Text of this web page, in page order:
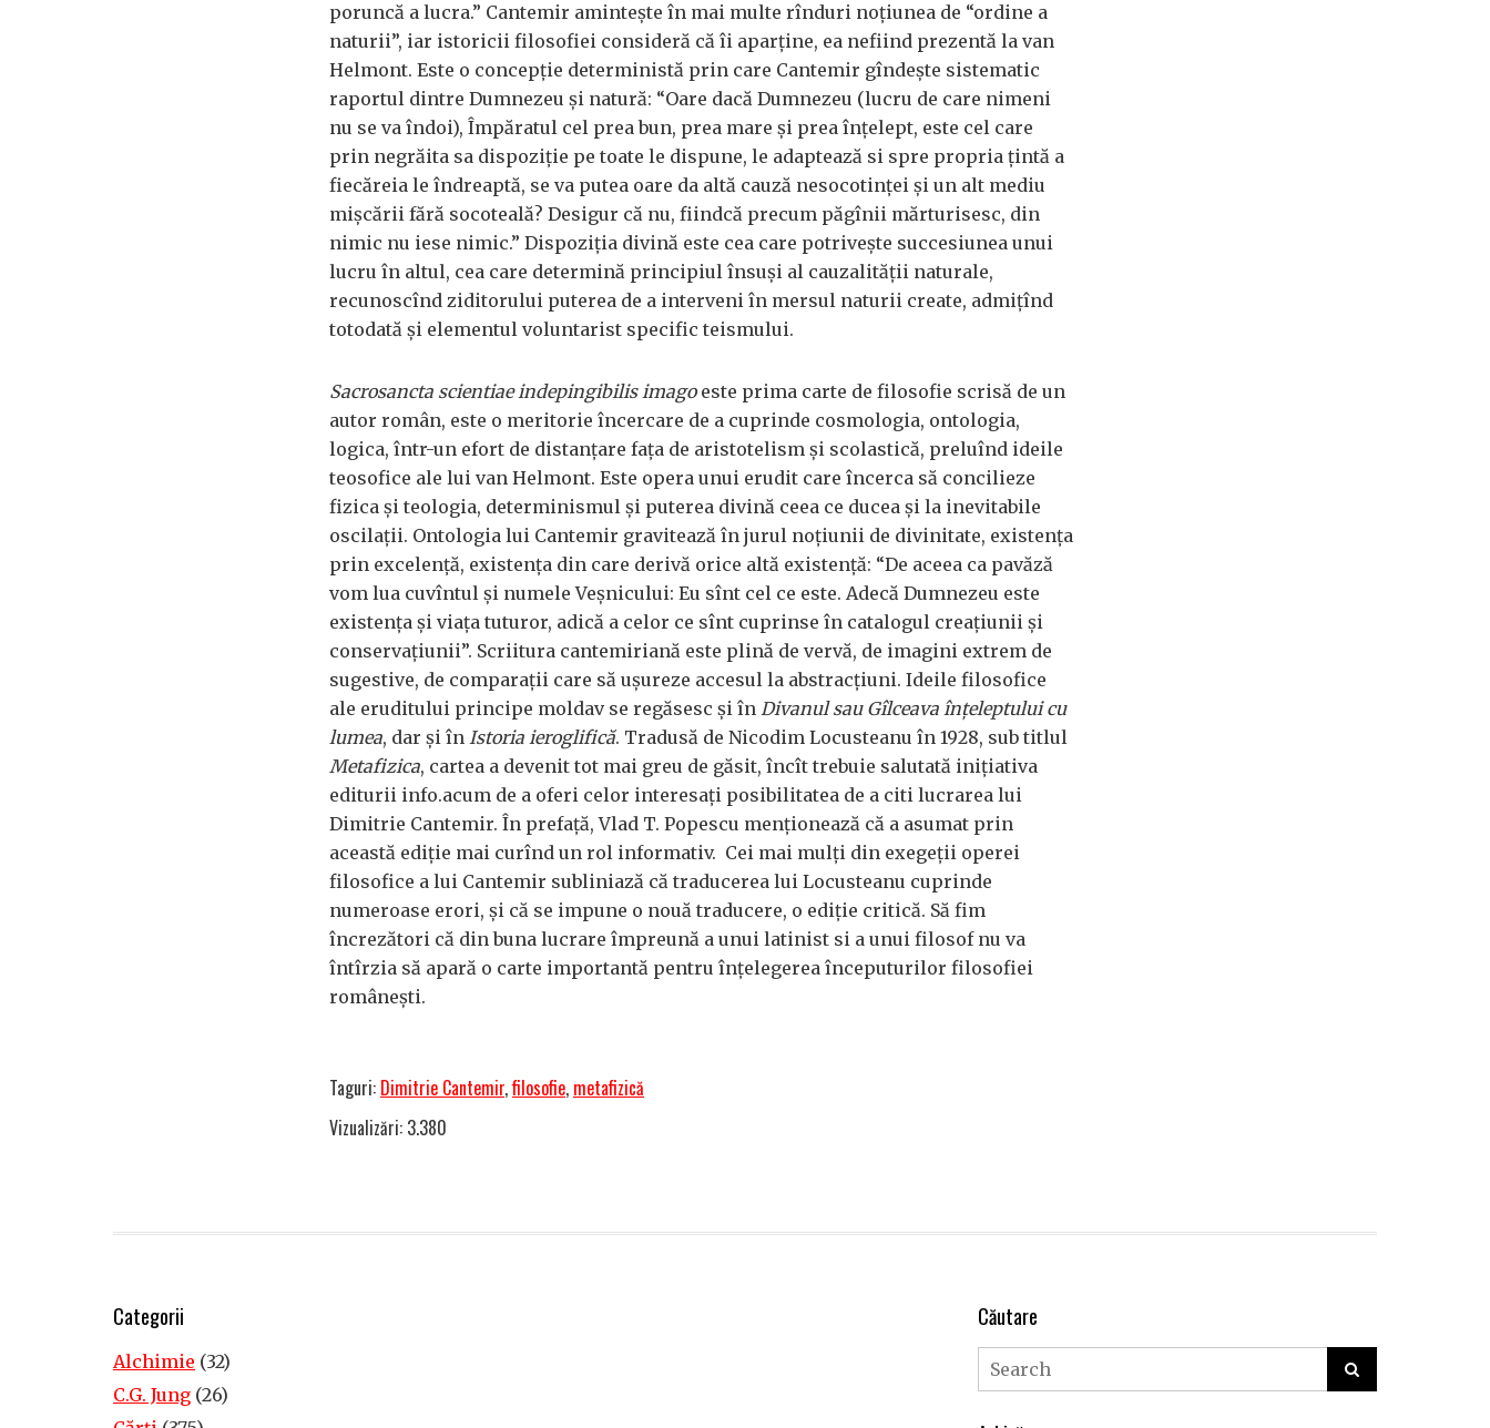
poruncă a lucra.” Cantemir amintește în mai multe rînduri noțiunea de “ordine a
naturii”, iar istoricii filosofiei consideră că îi aparține, ea nefiind prezentă la van
Helmont. Este o concepție deterministă prin care Cantemir gîndește sistematic
raportul dintre Dumnezeu și natură: “Oare dacă Dumnezeu (lucru de care nimeni
nu se va îndoi), Împăratul cel prea bun, prea mare și prea înțelept, este cel care
prin negrăita sa dispoziție pe toate le dispune, le adaptează si spre propria țintă a
fiecăreia le îndreaptă, se va putea oare da altă cauză nesocotinței și un alt mediu
mișcării fără socoteală? Desigur că nu, fiindcă precum păgînii mărturisesc, din
nimic nu iese nimic.” Dispoziția divină este cea care potrivește succesiunea unui
lucru în altul, cea care determină principiul însuși al cauzalității naturale,
recunoscînd ziditorului puterea de a interveni în mersul naturii create, admițînd
totodată și elementul voluntarist specific teismului.
Sacrosancta scientiae indepingibilis imagoeste prima carte de filosofie scrisă de un
autor român, este o meritorie încercare de a cuprinde cosmologia, ontologia,
logica, într-un efort de distanțare fața de aristotelism și scolastică, preluînd ideile
teosofice ale lui van Helmont. Este opera unui erudit care încerca să concilieze
fizica și teologia, determinismul și puterea divină ceea ce ducea și la inevitabile
oscilații. Ontologia lui Cantemir gravitează în jurul noțiunii de divinitate, existența
prin excelență, existența din care derivă orice altă existență: “De aceea ca pavăză
vom lua cuvîntul și numele Veșnicului: Eu sînt cel ce este. Adecă Dumnezeu este
existența și viața tuturor, adică a celor ce sînt cuprinse în catalogul creațiunii și
conservațiunii”. Scriitura cantemiriană este plină de vervă, de imagini extrem de
sugestive, de comparații care să ușureze accesul la abstracțiuni. Ideile filosofice
ale eruditului principe moldav se regăsesc și în Divanul sau Gîlceava înțeleptului cu
lumea, dar și în Istoria ieroglifică. Tradusă de Nicodim Locusteanu în 1928, sub titlul
Metafizica, cartea a devenit tot mai greu de găsit, încît trebuie salutată inițiativa
editurii info.acum de a oferi celor interesați posibilitatea de a citi lucrarea lui
Dimitrie Cantemir. În prefață, Vlad T. Popescu menționează că a asumat prin
această ediție mai curînd un rol informativ. Cei mai mulți din exegeții operei
filosofice a lui Cantemir subliniază că traducerea lui Locusteanu cuprinde
numeroase erori, și că se impune o nouă traducere, o ediție critică. Să fim
încrezători că din buna lucrare împreună a unui latinist si a unui filosof nu va
întîrzia să apară o carte importantă pentru înțelegerea începuturilor filosofiei
românești.
Taguri: Dimitrie Cantemir,filosofie, metafizică
Vizualizări: 3.380
Categorii
Alchimie (32)
C.G. Jung (26)
Căutare